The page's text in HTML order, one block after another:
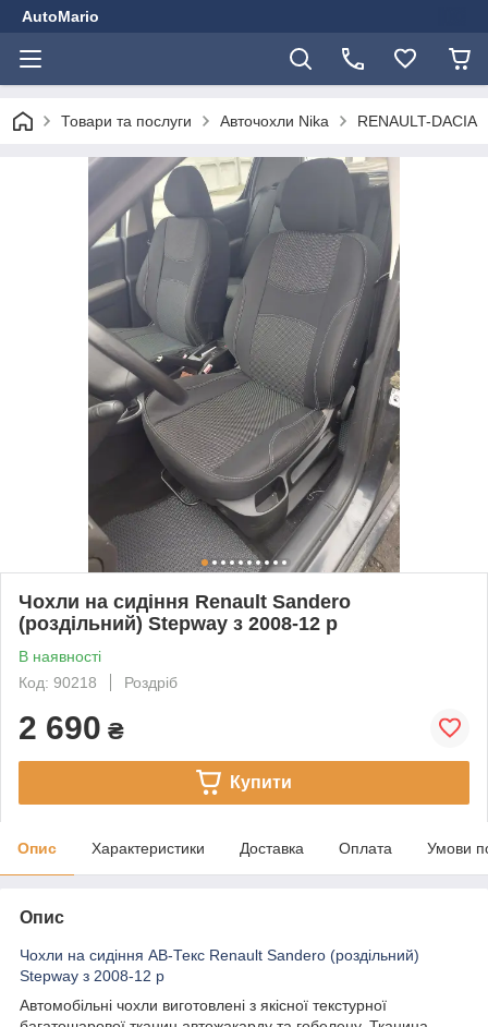
AutoMario
Товари та послуги Авточохли Nika RENAULT-DACIA
Чохли на сидіння Renault Sandero
(роздільний) Stepway з 2008-12 р
В наявності
Код: 90218
Роздріб
2 690 ₴
Купити
Опис Характеристики Доставка Оплата Умови
Опис
Чохли на сидіння АВ-Текс Renault Sandero (роздільний)
Stepway з 2008-12 р
Автомобільні чохли виготовлені з якісної текстурної